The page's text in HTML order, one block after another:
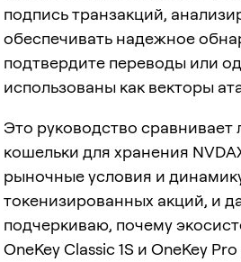
подпись транзакций,
обеспечивать надежное
подтвердите переводы или
использованы как векторы
Это руководство
кошельки для хранения
рыночные условия и
токенизированных акций, и
подчеркиваю, почему
OneKey Classic 1S и OneKey